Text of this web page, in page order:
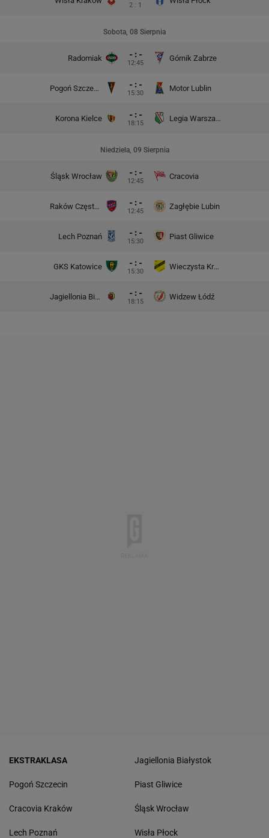
2 : 1
Sobota, 08 Sierpnia
Radomiak - : -
12:45
Górnik Zabrze
Pogoń Szczecin - : -
15:30
Motor Lublin
Korona Kielce - : -
18:15
Legia Warszawa
Niedziela, 09 Sierpnia
Śląsk Wrocław - : -
12:45
Cracovia
Raków Częstochowa - : -
12:45
Zagłębie Lubin
Lech Poznań - : -
15:30
Piast Gliwice
GKS Katowice - : -
15:30
Wieczysta Kraków
Jagiellonia Białystok - : -
18:15
Widzew Łódź
EKSTRAKLASA
Pogoń Szczecin
Cracovia Kraków
Lech Poznań
Jagiellonia Białystok
Piast Gliwice
Śląsk Wrocław
Wisła Płock